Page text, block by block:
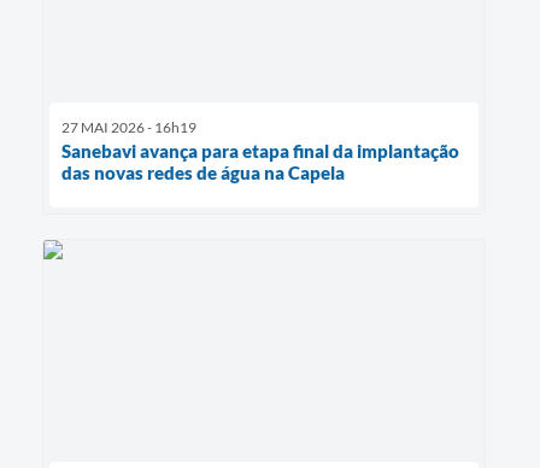
27 MAI 2026 - 16h19
Sanebavi avança para etapa final da implantação
das novas redes de água na Capela